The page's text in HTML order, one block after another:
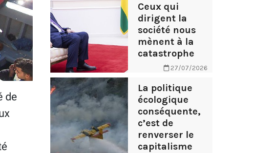
de
Ceux qui
dirigent la
société nous
mènent à la
catastrophe
27/07/2026
La politique
écologique
conséquente,
c’est de
renverser le
capitalisme